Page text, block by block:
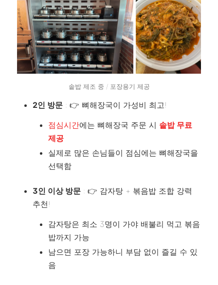
솥밥 제조 중 / 포장용기 제공
2인 방문 : 👉 뼈해장국이 가성비 최고!
점심시간에는 뼈해장국 주문 시 솥밥 무료
제공
실제로 많은 손님들이 점심에는 뼈해장국을
선택함
3인 이상 방문 : 👉 감자탕 + 볶음밥 조합 강력
추천!
감자탕은 최소 3명이 가야 배불리 먹고 볶음
밥까지 가능
남으면 포장 가능하니 부담 없이 즐길 수 있
음